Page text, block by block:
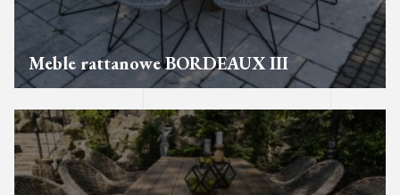
Meble rattanowe BORDEAUX III